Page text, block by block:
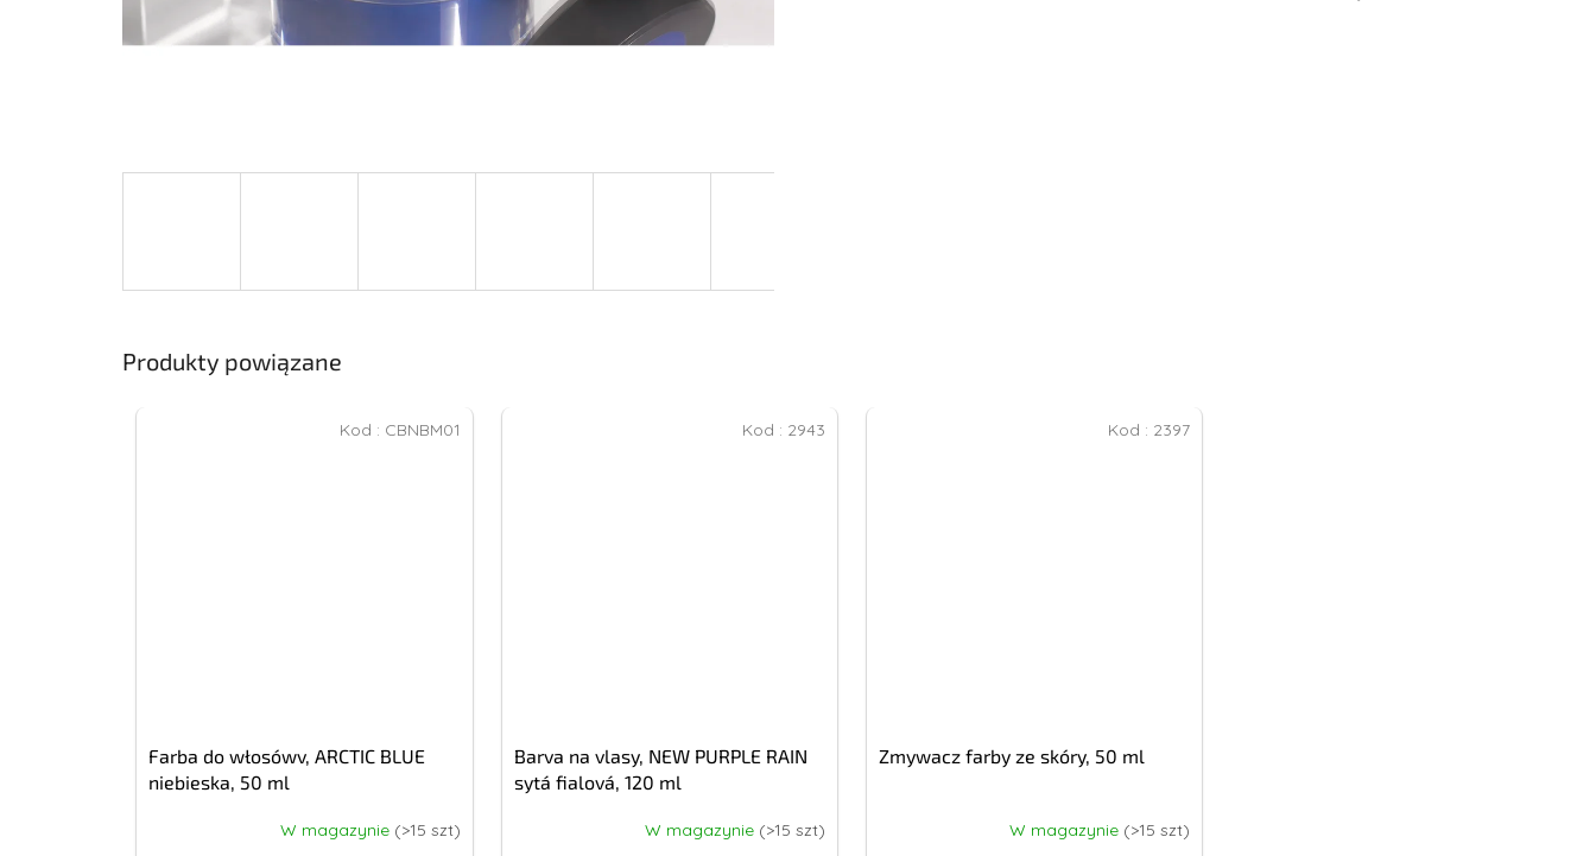
Produkty powiązane
Farba do włosówv, ARCTIC BLUE
niebieska, 50 ml
W magazynie (>15 szt)
Kod : CBNBM01
Barva na vlasy, NEW PURPLE RAIN
sytá fialová, 120 ml
W magazynie (>15 szt)
Kod : 2943
Zmywacz farby ze skóry, 50 ml
W magazynie (>15 szt)
Kod : 2397